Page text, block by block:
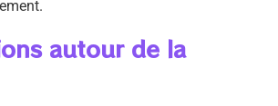
autour de la